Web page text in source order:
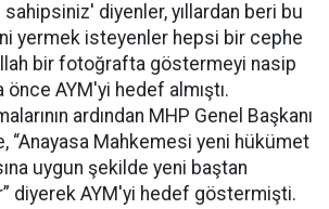
diyenler, yıllardan beri bu
yermek isteyenler hepsi bir cephe
bir fotoğrafta göstermeyi nasip
AYM'yi hedef almıştı.
ardından MHP Genel Başkanı
“Anayasa Mahkemesi yeni hükümet
uygun şekilde yeni baştan
diyerek AYM'yi hedef göstermişti.